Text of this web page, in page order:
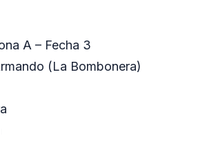
A – Fecha 3
(La Bombonera)